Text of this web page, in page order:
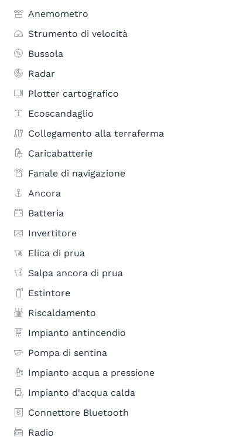
Anemometro
Strumento di velocità
Bussola
Radar
Plotter cartografico
Ecoscandaglio
Collegamento alla terraferma
Caricabatterie
Fanale di navigazione
Ancora
Batteria
Invertitore
Elica di prua
Salpa ancora di prua
Estintore
Riscaldamento
Impianto antincendio
Pompa di sentina
Impianto acqua a pressione
Impianto d'acqua calda
Connettore Bluetooth
Radio